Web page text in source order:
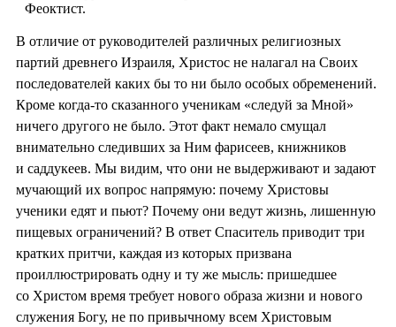
Феоктист.
В отличие от руководителей различных религиозных
партий древнего Израиля, Христос не налагал на Своих
последователей каких бы то ни было особых обременений.
Кроме когда-то сказанного ученикам «следуй за Мной»
ничего другого не было. Этот факт немало смущал
внимательно следивших за Ним фарисеев, книжников
и саддукеев. Мы видим, что они не выдерживают и задают
мучающий их вопрос напрямую: почему Христовы
ученики едят и пьют? Почему они ведут жизнь, лишенную
пищевых ограничений? В ответ Спаситель приводит три
кратких притчи, каждая из которых призвана
проиллюстрировать одну и ту же мысль: пришедшее
со Христом время требует нового образа жизни и нового
служения Богу, не по привычному всем Христовым